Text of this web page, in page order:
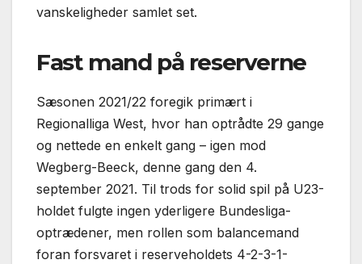
vanskeligheder samlet set.
Fast mand på reserverne
Sæsonen 2021/22 foregik primært i
Regionalliga West, hvor han optrådte 29 gange
og nettede en enkelt gang – igen mod
Wegberg-Beeck, denne gang den 4.
september 2021. Til trods for solid spil på U23-
holdet fulgte ingen yderligere Bundesliga-
optrædener, men rollen som balancemand
foran forsvaret i reserveholdets 4-2-3-1-